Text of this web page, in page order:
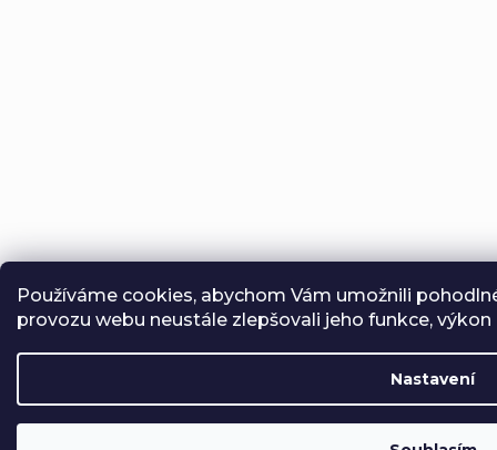
Používáme cookies, abychom Vám umožnili
provozu webu neustále zlepšovali jeho funkce,
Nastavení